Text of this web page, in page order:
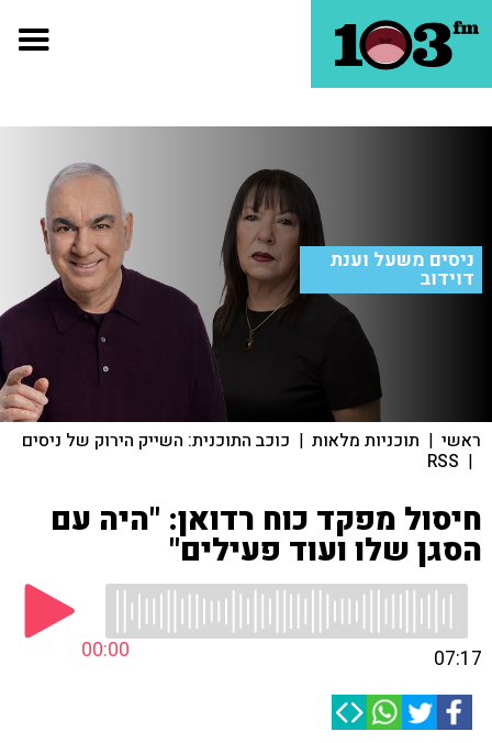
ניסים משעל וענת
דוידוב
ראשי | תוכניות מלאות | כוכב התוכנית: השייק הירוק של ניסים
|
RSS
חיסול מפקד כוח רדואן: "היה עם
הסגן שלו ועוד פעילים"
00:00 07:17